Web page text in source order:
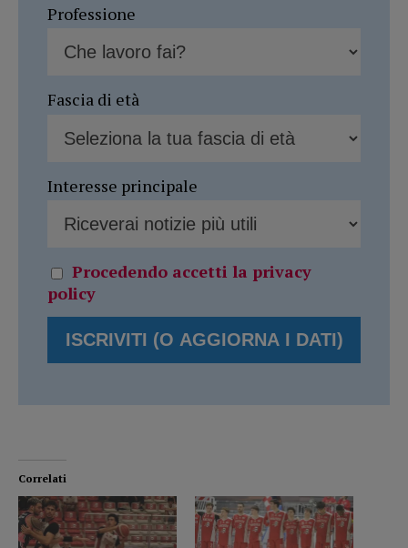
Professione
Fascia di età
Interesse principale
Procedendo accetti la privacy
policy
Correlati